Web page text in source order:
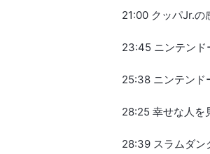
21:00 クッパJr.の
23:45 ニンテンド
25:38 ニンテンド
28:25 幸せな人を
28:39 スラムダン